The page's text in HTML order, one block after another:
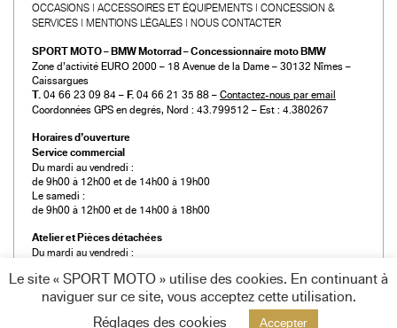
OCCASIONS
ACCESSOIRES ET ÉQUIPEMENTS
CONCESSION &
SERVICES
MENTIONS LÉGALES NOUS CONTACTER
SPORT MOTO – BMW Motorrad – Concessionnaire moto BMW
Zone d’activité EURO 2000 – 18 Avenue de la Dame – 30132 Nîmes –
Caissargues
T. 04 66 23 09 84 – F. 04 66 21 35 88 – Contactez-nous par email
Coordonnées GPS en degrés, Nord : 43.799512 – Est : 4.380267
Horaires d’ouverture
Service commercial
Du mardi au vendredi :
de 9h00 à 12h00 et de 14h00 à 19h00
Le samedi :
de 9h00 à 12h00 et de 14h00 à 18h00
Atelier et Pièces détachées
Du mardi au vendredi :
Le samedi :
de 9h00 à 12h00 et de 14h00 à 18h00
Le site « SPORT MOTO » utilise des cookies. En continuant à
naviguer sur ce site, vous acceptez cette utilisation.
Réglages des cookies
Accepter